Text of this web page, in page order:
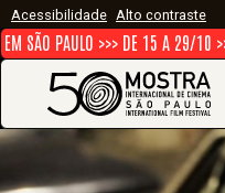
Acessibilidade Alto contraste
SÃO PAULO >>> DE 15 A 29/10